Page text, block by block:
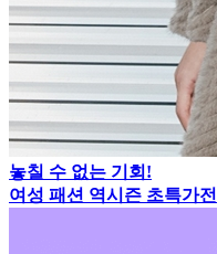
놓칠 수 없는 기회!
여성 패션 역시즌 초특가전